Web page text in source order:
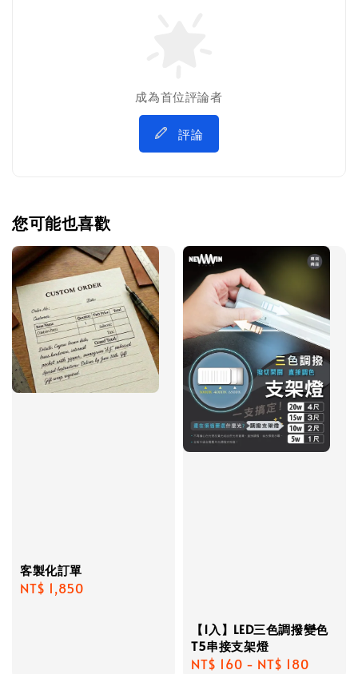
成為首位評論者
評論
您可能也喜歡
客製化訂單
Regular
NT$ 1,850
【1入】LED三色調撥變色
T5串接支架燈
Regular
NT$ 160 - NT$ 180